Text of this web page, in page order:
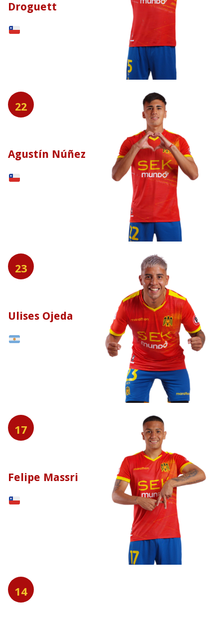
Droguett
22
Agustín Núñez
23
Ulises Ojeda
17
Felipe Massri
14